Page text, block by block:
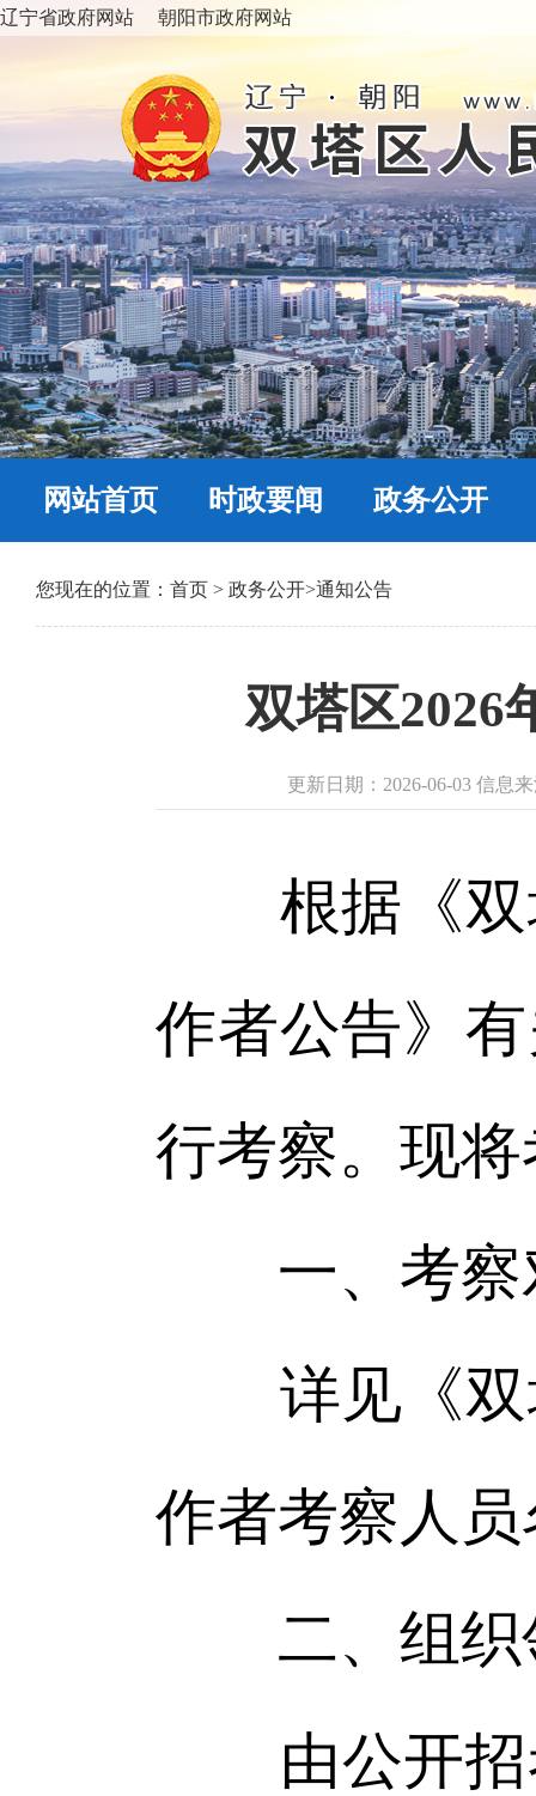
辽宁省政府网站 朝阳市政府网站
网站首页 时政要闻 政务公开
您现在的位置： 首页 > 政务公开>通知公告
双塔区2026
更新日期：2026-06-03 信息
根据《双
作者公告》
行考察。现
一、考
详见《双
作者考察人
二、组
由公开招